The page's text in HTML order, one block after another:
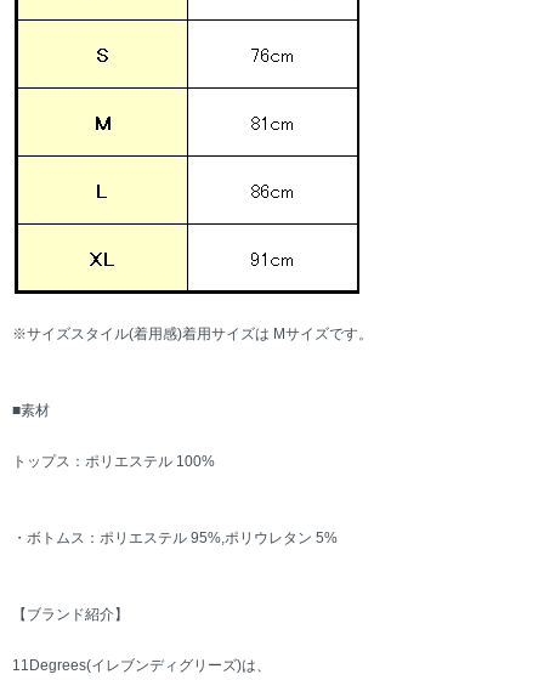
※サイズスタイル(着用感)着用サイズは Mサイズです。
■素材
トップス：ポリエステル 100%
・ボトムス：ポリエステル 95%,ポリウレタン 5%
【ブランド紹介】
11Degrees(イレブンディグリーズ)は、